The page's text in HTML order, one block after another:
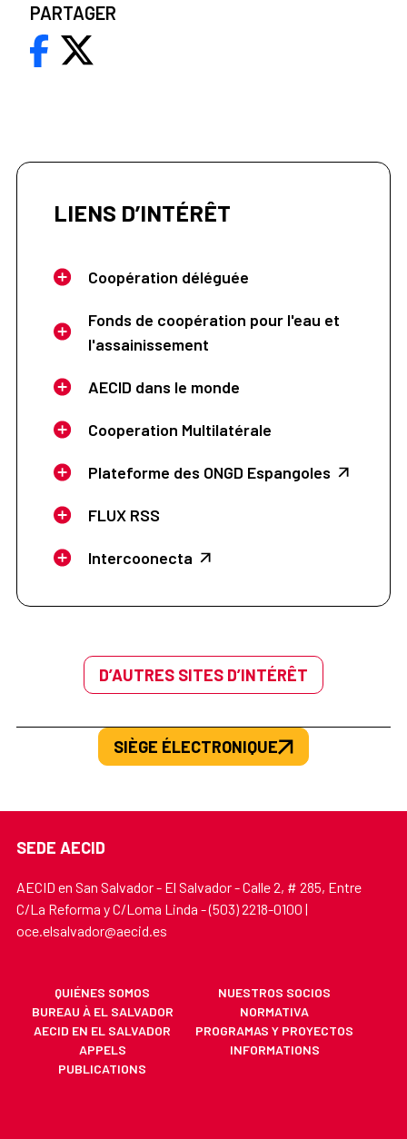
PARTAGER
LIENS D’INTÉRÊT
Coopération déléguée
Fonds de coopération pour l'eau et
l'assainissement
AECID dans le monde
Cooperation Multilatérale
Plateforme des ONGD Espangoles
FLUX RSS
Intercoonecta
D’AUTRES SITES D’INTÉRÊT
SIÈGE ÉLECTRONIQUE
SEDE AECID
AECID en San Salvador - El Salvador - Calle 2, # 285, Entre
C/La Reforma y C/Loma Linda - (503) 2218-0100 |
oce.elsalvador@aecid.es
QUIÉNES SOMOS
NUESTROS SOCIOS
BUREAU À EL SALVADOR
NORMATIVA
AECID EN EL SALVADOR
PROGRAMAS Y PROYECTOS
APPELS
INFORMATIONS
PUBLICATIONS